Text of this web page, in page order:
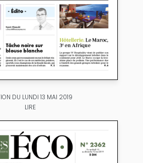
DU LUNDI 13 MAI 2019
LIRE